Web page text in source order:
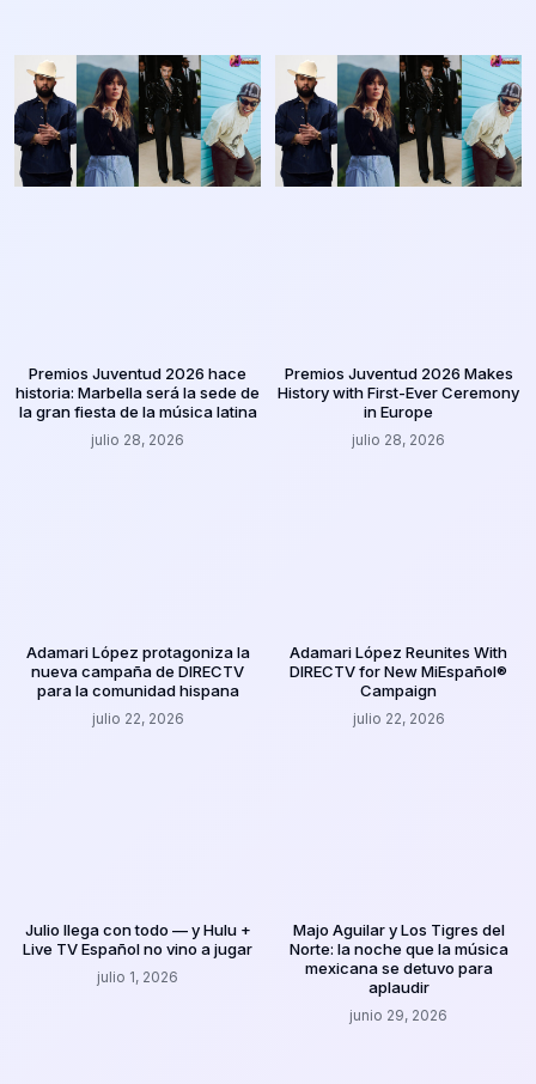
Premios Juventud 2026 hace
historia: Marbella será la sede de
la gran fiesta de la música latina
julio 28, 2026
Premios Juventud 2026 Makes
History with First-Ever Ceremony
in Europe
julio 28, 2026
Adamari López protagoniza la
nueva campaña de DIRECTV
para la comunidad hispana
julio 22, 2026
Adamari López Reunites With
DIRECTV for New MiEspañol®
Campaign
julio 22, 2026
Julio llega con todo — y Hulu +
Live TV Español no vino a jugar
julio 1, 2026
Majo Aguilar y Los Tigres del
Norte: la noche que la música
mexicana se detuvo para
aplaudir
junio 29, 2026